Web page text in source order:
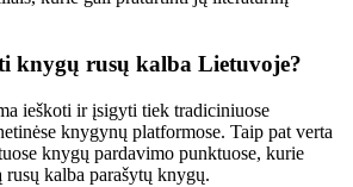
knygų rusų kalba Lietuvoje?
ieškoti ir įsigyti tiek tradiciniuose
knygynų platformose. Taip pat verta
knygų pardavimo punktuose, kurie
kalba parašytų knygų.